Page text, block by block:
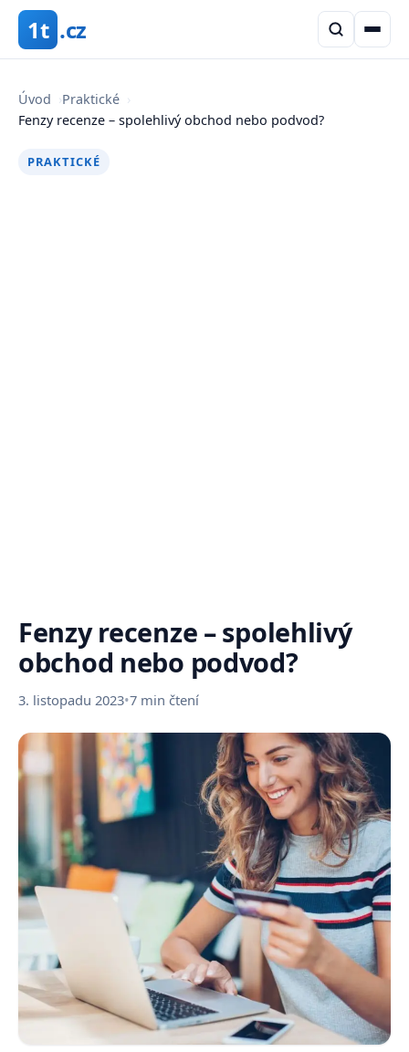
1t .cz
Úvod ›Praktické ›
Fenzy recenze – spolehlivý obchod nebo podvod?
PRAKTICKÉ
Fenzy recenze – spolehlivý
obchod nebo podvod?
3. listopadu 2023•7 min čtení